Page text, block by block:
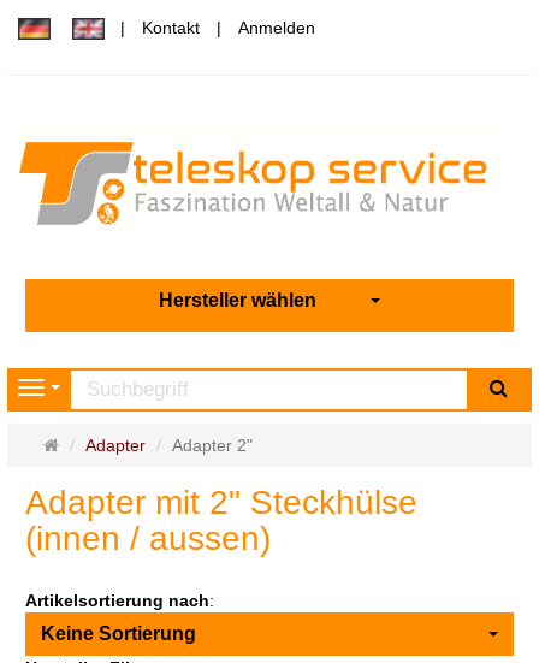
Kontakt Anmelden
Hersteller wählen
Navigation
Startseite
Adapter Adapter 2"
Adapter mit 2" Steckhülse
(innen / aussen)
Artikelsortierung nach:
Keine Sortierung